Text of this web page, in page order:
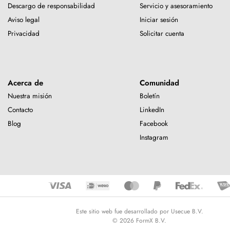
Descargo de responsabilidad
Aviso legal
Privacidad
Servicio y asesoramiento
Iniciar sesión
Solicitar cuenta
Acerca de
Nuestra misión
Contacto
Blog
Comunidad
Boletín
LinkedIn
Facebook
Instagram
Este sitio web fue desarrollado por Usecue B.V.
© 2026 FormX B.V.